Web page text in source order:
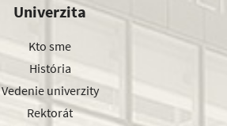
Univerzita
Kto sme
História
Vedenie univerzity
Rektorát